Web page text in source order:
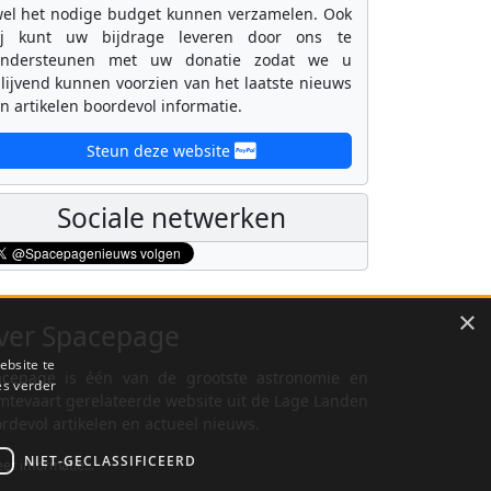
het nodige budget kunnen verzamelen. Ook
kunt uw bijdrage leveren door ons te
met uw donatie zodat we u
kunnen voorzien van het laatste nieuws
artikelen boordevol informatie.
Steun deze website
Sociale netwerken
is één van de grootste astronomie en
informatie...
×
te
verder
NIET-GECLASSIFICEERD